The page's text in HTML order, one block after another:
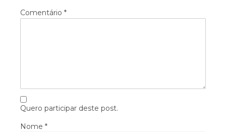
Comentário *
Quero participar deste post.
Nome *